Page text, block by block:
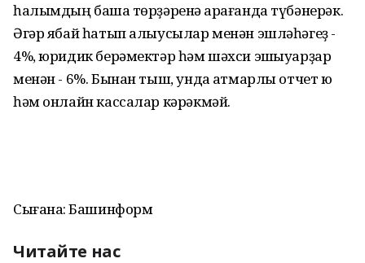
һалымдың башҡа төрҙәренә ҡарағанда түбәнерәк.
Әгәр ябай һатып алыусылар менән эшләһәгеҙ -
4%, юридик берәмектәр һәм шәхси эшҡыуарҙар
менән - 6%. Бынан тыш, унда ҡатмарлы отчет юҡ
һәм онлайн кассалар кәрәкмәй.
Сығанаҡ: Башинформ
Читайте нас